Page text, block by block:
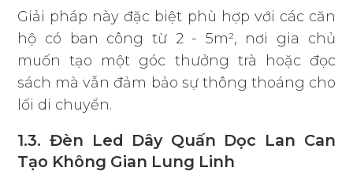
Giải pháp này đặc biệt phù hợp với các căn
hộ có ban công từ 2 - 5m², nơi gia chủ
muốn tạo một góc thưởng trà hoặc đọc
sách mà vẫn đảm bảo sự thông thoáng cho
lối di chuyển.
1.3. Đèn Led Dây Quấn Dọc Lan Can
Tạo Không Gian Lung Linh